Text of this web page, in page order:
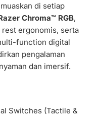
di setiap
Chroma™ RGB,
ergonomis, serta
function digital
pengalaman
dan imersif.
Switches (Tactile &